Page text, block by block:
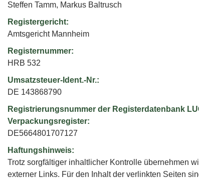
Steffen Tamm, Markus Baltrusch
Registergericht:
Amtsgericht Mannheim
Registernummer:
HRB 532
Umsatzsteuer-Ident.-Nr.:
DE 143868790
Registrierungsnummer der Registerdatenbank
Verpackungsregister:
DE5664801707127
Haftungshinweis:
Trotz sorgfältiger inhaltlicher Kontrolle übernehmen
externer Links. Für den Inhalt der verlinkten Seiten